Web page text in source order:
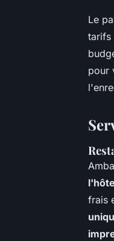
Le
tarifs
pour
frais